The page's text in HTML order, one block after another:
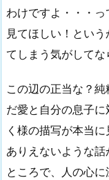
わけですよ・・・
見てほしい！とい
てしまう気がしてな
この辺の正当な？
だ愛と自分の息子
く様の描写が本当
ありえないような
ところで、人の心